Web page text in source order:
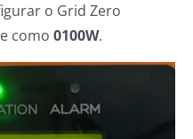
o Grid Zero
como 0100W.